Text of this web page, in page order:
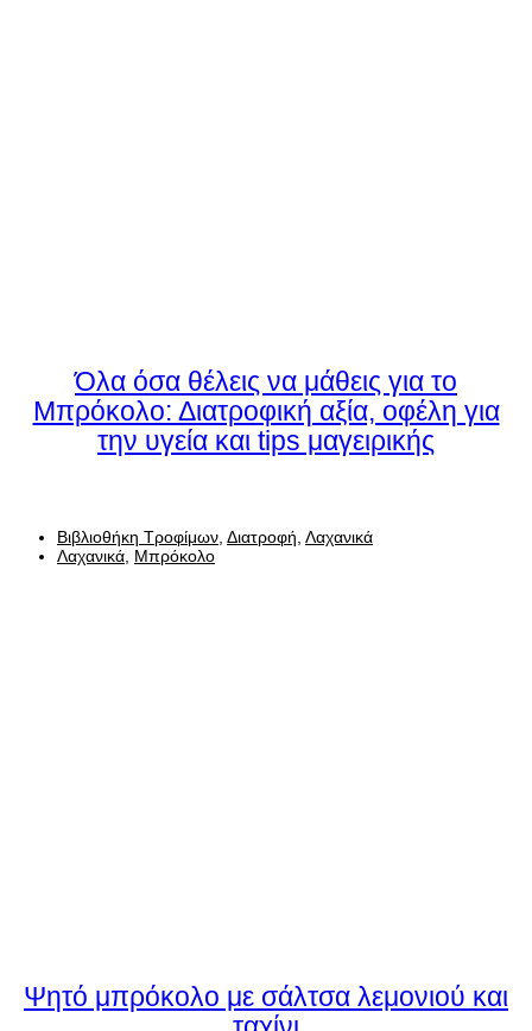
Όλα όσα θέλεις να μάθεις για το
Μπρόκολο: Διατροφική αξία, οφέλη για
την υγεία και tips μαγειρικής
Βιβλιοθήκη Τροφίμων Διατροφή Λαχανικά
Λαχανικά Μπρόκολο
Ψητό μπρόκολο με σάλτσα λεμονιού και